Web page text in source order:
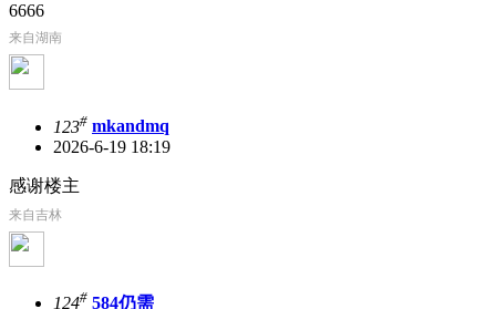
6666
来自湖南
123# mkandmq
2026-6-19 18:19
感谢楼主
来自吉林
124# 584仍需